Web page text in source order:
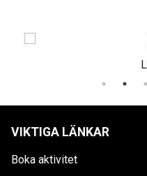
VIKTIGA LÄNKAR
Boka aktivitet